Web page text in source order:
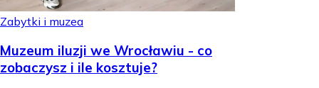
Zabytki i muzea
Muzeum iluzji we Wrocławiu - co
zobaczysz i ile kosztuje?